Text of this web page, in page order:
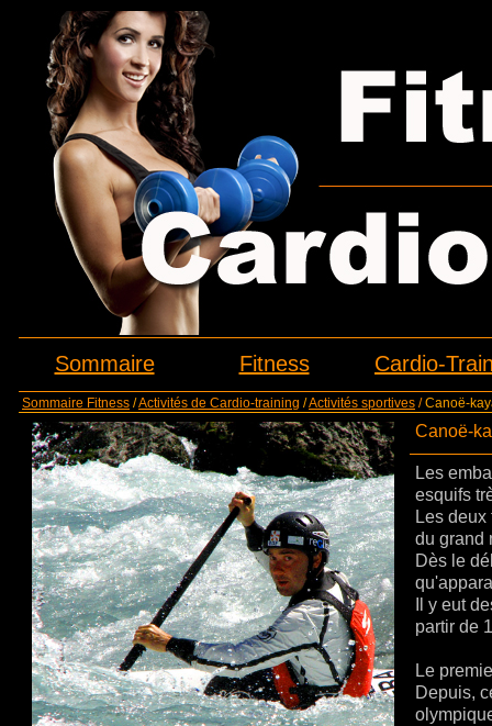
Sommaire Fitness Cardio-
Sommaire Fitness /Activités de Cardio-training /Activités sportives /Canoë-
Canoë-
Les
esquifs
Les
du grand
Dès le
Il y eut
partir de
Le
Depuis,